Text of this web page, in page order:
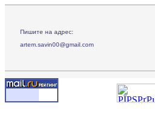
Пишите на адрес:
artem.savin00@gmail.com